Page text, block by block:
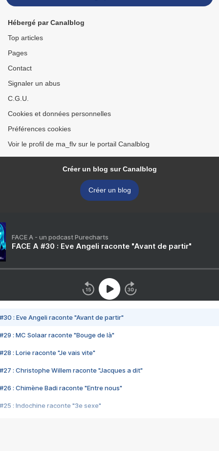
Hébergé par Canalblog
Top articles
Pages
Contact
Signaler un abus
C.G.U.
Cookies et données personnelles
Préférences cookies
Voir le profil de ma_flv sur le portail Canalblog
Créer un blog sur Canalblog
Créer un blog
FACE A - un podcast Purecharts
FACE A #30 : Eve Angeli raconte "Avant de partir"
#30 : Eve Angeli raconte "Avant de partir"
#29 : MC Solaar raconte "Bouge de là"
#28 : Lorie raconte "Je vais vite"
#27 : Christophe Willem raconte "Jacques a dit"
#26 : Chimène Badi raconte "Entre nous"
#25 : Indochine raconte "3e sexe"